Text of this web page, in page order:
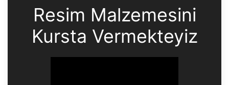
Resim Malzemesini
Kursta Vermekteyiz